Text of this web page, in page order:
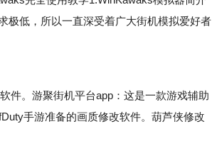
极低，所以一直深受着广大街机模拟爱好者
。游聚街机平台app：这是一款游戏辅助
手游准备的画质修改软件。葫芦侠修改